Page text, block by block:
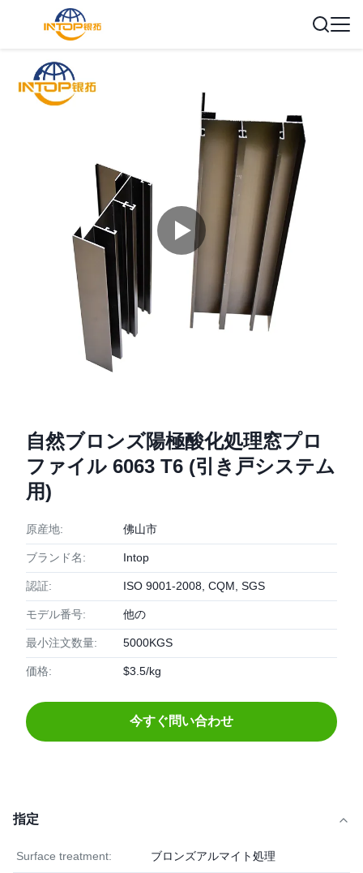
自然ブロンズ陽極酸化処理窓プロ
ファイル 6063 T6 (引き戸システム
用)
原産地: 佛山市
ブランド名: Intop
認証: ISO 9001-2008, CQM, SGS
モデル番号: 他の
最小注文数量: 5000KGS
価格: $3.5/kg
今すぐ問い合わせ
指定
Surface treatment: ブロンズアルマイト処理